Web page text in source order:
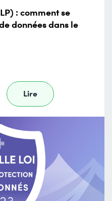
: comment se
données dans le
Lire